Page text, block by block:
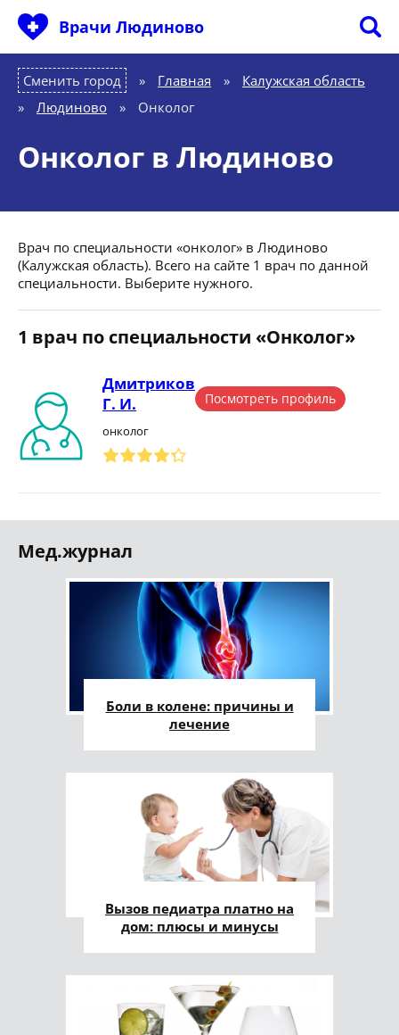
Врачи Людиново
Сменить город Главная »
Калужская область
»
Людиново » Онколог
Онколог в Людиново
Врач по специальности «онколог» в Людиново
(Калужская область). Всего на сайте 1 врач по данной
специальности. Выберите нужного.
1 врач по специальности «Онколог»
Дмитриков
Г. И.
онколог
Посмотреть профиль
Мед.журнал
Боли в колене: причины и
лечение
Вызов педиатра платно на
дом: плюсы и минусы